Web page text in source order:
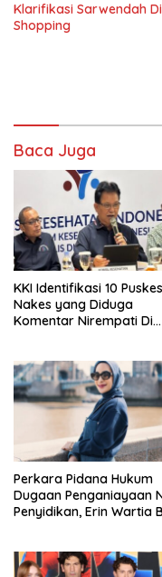
Klarifikasi Sarwendah
Shopping
Baca Juga
KKI Identifikasi 10
Nakes yang Diduga
Komentar Nirempati Di
Perkara Pidana Hukum
Dugaan Penganiayaan
Penyidikan, Erin Wartia